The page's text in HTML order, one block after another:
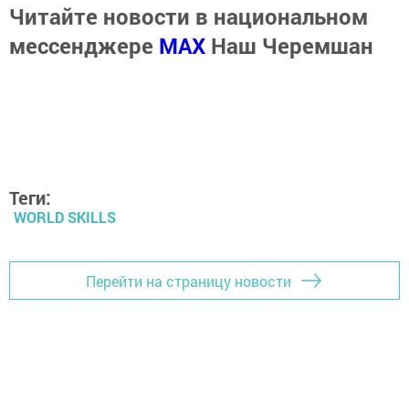
Читайте новости в национальном
мессенджере MАХ Наш Черемшан
Теги:
WORLD SKILLS
Перейти на страницу новости